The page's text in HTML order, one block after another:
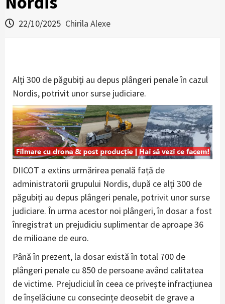
22/10/2025 Chirila Alexe
Alți 300 de păgubiți au depus plângeri penale în cazul
Nordis, potrivit unor surse judiciare.
DIICOT a extins urmărirea penală față de
administratorii grupului Nordis, după ce alți 300 de
păgubiți au depus plângeri penale, potrivit unor surse
judiciare. În urma acestor noi plângeri, în dosar a fost
înregistrat un prejudiciu suplimentar de aproape 36
de milioane de euro.
Până în prezent, la dosar există în total 700 de
plângeri penale cu 850 de persoane având calitatea
de victime. Prejudiciul în ceea ce privește infracțiunea
de înșelăciune cu consecințe deosebit de grave a